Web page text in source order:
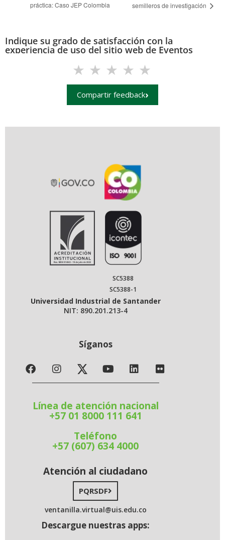
práctica: Caso JEP Colombia
semilleros de investigación
Indique su grado de satisfacción con la
experiencia de uso del sitio web de Eventos